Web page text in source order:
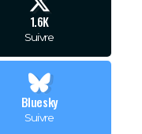
1.6K
Suivre
Bluesky
Suivre